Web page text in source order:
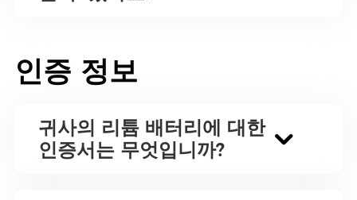
인증 정보
귀사의 리튬 배터리에 대한
인증서는 무엇입니까?